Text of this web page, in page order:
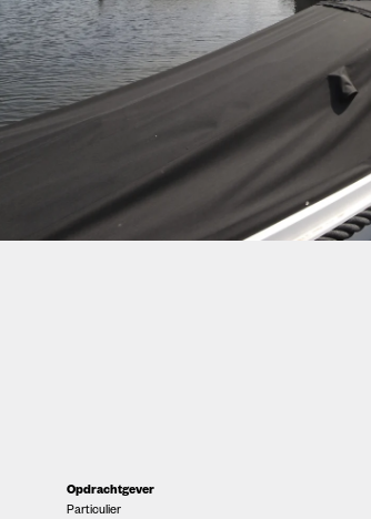
Opdrachtgever
Particulier